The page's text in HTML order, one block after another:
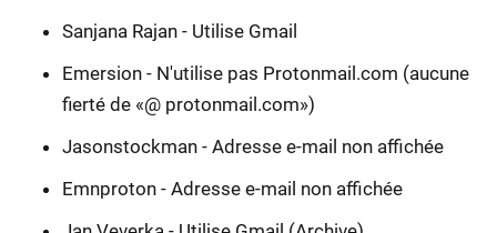
Sanjana Rajan - Utilise Gmail
Emersion - N'utilise pas Protonmail.com (aucune
fierté de «@ protonmail.com»)
Jasonstockman - Adresse e-mail non affichée
Emnproton - Adresse e-mail non affichée